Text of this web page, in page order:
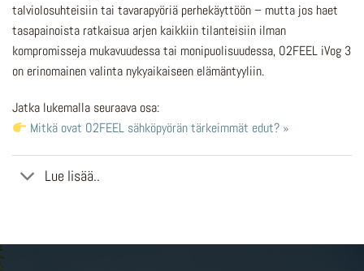
talviolosuhteisiin tai tavarapyöriä perhekäyttöön – mutta jos haet
tasapainoista ratkaisua arjen kaikkiin tilanteisiin ilman
kompromisseja mukavuudessa tai monipuolisuudessa, O2FEEL iVog 3
on erinomainen valinta nykyaikaiseen elämäntyyliin.
Jatka lukemalla seuraava osa:
Mitkä ovat O2FEEL sähköpyörän tärkeimmät edut? »
Lue lisää..